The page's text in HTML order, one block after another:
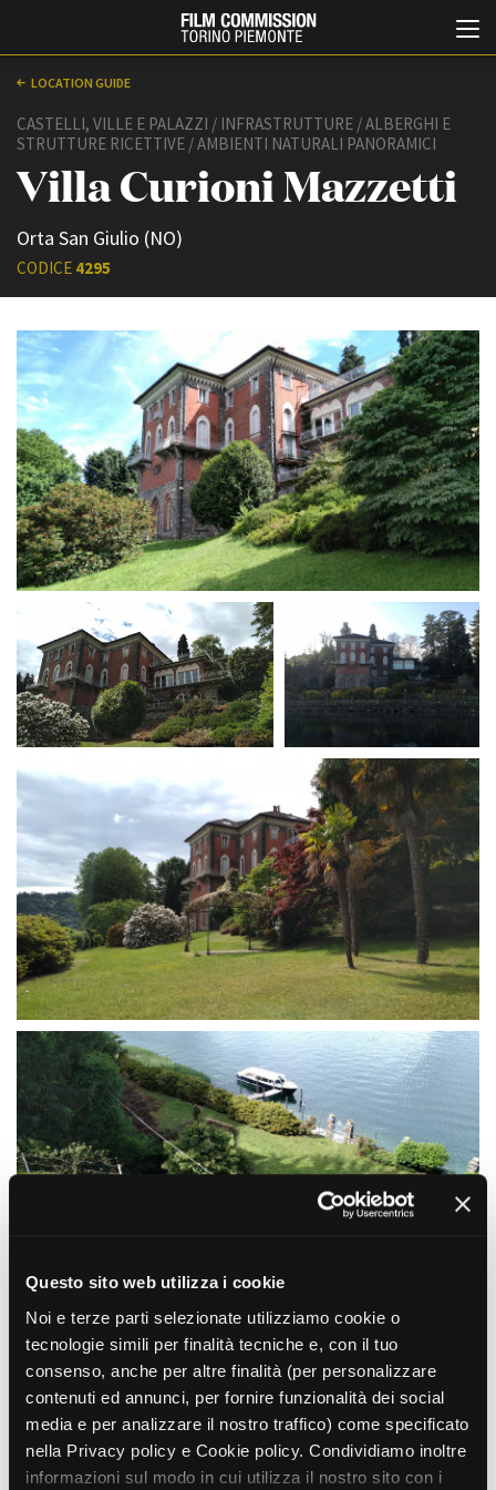
Questo sito web utilizza i cookie
Noi e terze parti selezionate utilizziamo cookie o
tecnologie simili per finalità tecniche e, con il tuo
consenso, anche per altre finalità (per personalizzare
contenuti ed annunci, per fornire funzionalità dei social
media e per analizzare il nostro traffico) come specificato
nella Privacy policy e Cookie policy. Condividiamo inoltre
informazioni sul modo in cui utilizza il nostro sito con i
ABOUT
Chi siamo
Storia della Fondazione
Contatti
La sede
Partner
Rete regionale
Bilancio sociale
Amministrazione
trasparente
Bandi e gare
Sostenibilità ambientale
SERVIZI
Servizi generali
Location scouting
Spazi nella sede FCTP
Sala Paolo Tenna
FILM FUNDS
Piemonte Film Tv Fund
Piemonte Film Tv
Development Fund
Piemonte Doc Film Fund
Short Film Fund
PRODUCTION GUIDE
Società di produzione
Strutture di servizio
Professionisti
Attrici-Attori
BOOK DATABASE
NEWS
CASTING
EVENTI, SPECIALI
Anteprime in Piemonte
TFI Torino Film Industry -
Production Days
Avenue Cove - Erasmus +
Guarda che storia!
La Grazia - Immagini e
location della Torino di Paolo
Sorrentino
Open Day
FESTIVAL, MARKETS,
AWARDS
International Film Festival
Rotterdam
Berlinale Internationalen
Filmfestspiele Berlin
Festival de Cannes
Biografilm Festival - Bio to B
Industry Days
Locarno Film Festival
Mostra Internazionale d’Arte
Cinematografica Venezia
Toronto International Film
Festival
Festa del Cinema di Roma
Torino Film Festival
David di Donatello
Nastri d’Argento
Premio Solinas
STRUMENTI
Location - Accedi al tuo
profilo
Location - Nuovo utente
Lavora con noi
Lavoro
Elenco Operatori Economici
per affidamento lavori in
economia
LOCATION GUIDE
CASTELLI, VILLE E PALAZZI / INFRASTRUTTURE / ALBERGHI E
STRUTTURE RICETTIVE / AMBIENTI NATURALI PANORAMICI
Villa Curioni Mazzetti
Orta San Giulio (NO)
CODICE 4295